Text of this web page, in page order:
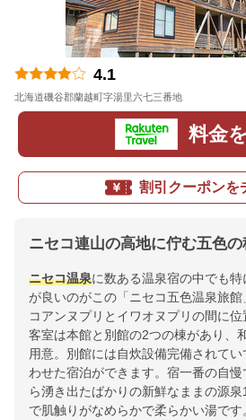
4.1
北海道磯谷郡蘭越町字湯里六七三番地
料金
割引クーポンを
ニセコ連山の高地に佇む五色
ニセコ温泉に数ある温泉宿の中でも
が良いのがこの「ニセコ五色温泉旅
コアンヌプリとイワオヌプリの間に位
客室は本館と別館の2つの棟があり、
用意。別館には自炊設備完備されて
わせた宿泊ができます。宿一番の自
ら湧き出たばかりの新鮮なままの源
で肌触りがなめらかで柔らかい湯で